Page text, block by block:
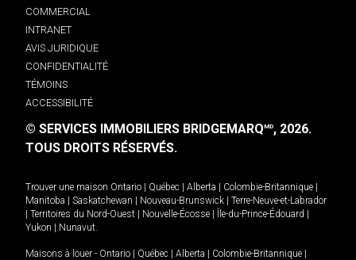
COMMERCIAL
INTRANET
AVIS JURIDIQUE
CONFIDENTIALITÉ
TÉMOINS
ACCESSIBILITÉ
© SERVICES IMMOBILIERS BRIDGEMARQMD, 2026.
TOUS DROITS RÉSERVÉS.
Trouver une maison Ontario | Québec | Alberta | Colombie-Britannique |
Manitoba | Saskatchewan | Nouveau-Brunswick | Terre-Neuve-et-Labrador
| Territoires du Nord-Ouest | Nouvelle-Écosse | Île-du-Prince-Édouard |
Yukon | Nunavut
Maisons à louer - Ontario | Québec | Alberta | Colombie-Britannique |